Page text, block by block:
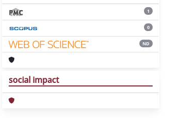
1
0
ND
social impact